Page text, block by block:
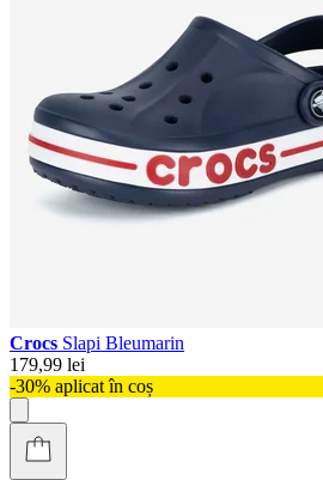
Crocs Slapi Bleumarin
179,99 lei
-30% aplicat în coș